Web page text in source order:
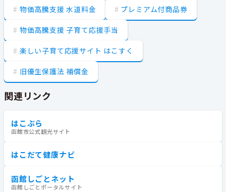
物価高騰支援 水道料金 プレミアム付商品券
物価高騰支援 子育て応援手当
楽しい子育て応援サイト はこすく
旧優生保護法 補償金
関連リンク
はこぶら
函館市公式観光サイト
はこだて健康ナビ
函館しごとネット
函館しごとポータルサイト